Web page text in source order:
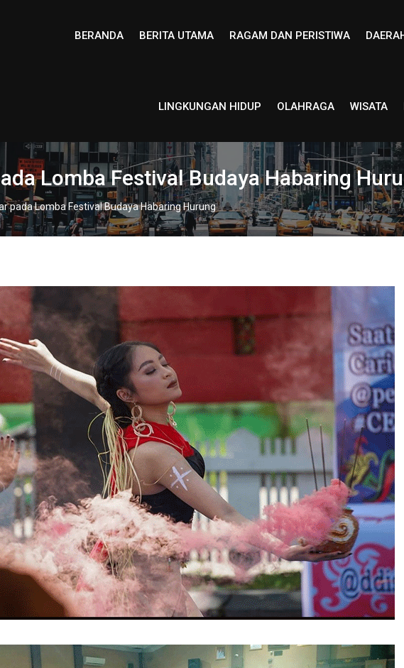
BERANDA BERITA UTAMA RAGAM DAN PERISTIWA
LINGKUNGAN HIDUP OLAHRAGA WISATA
Lomba Festival Budaya Habaring
pada Lomba Festival Budaya Habaring Hurung